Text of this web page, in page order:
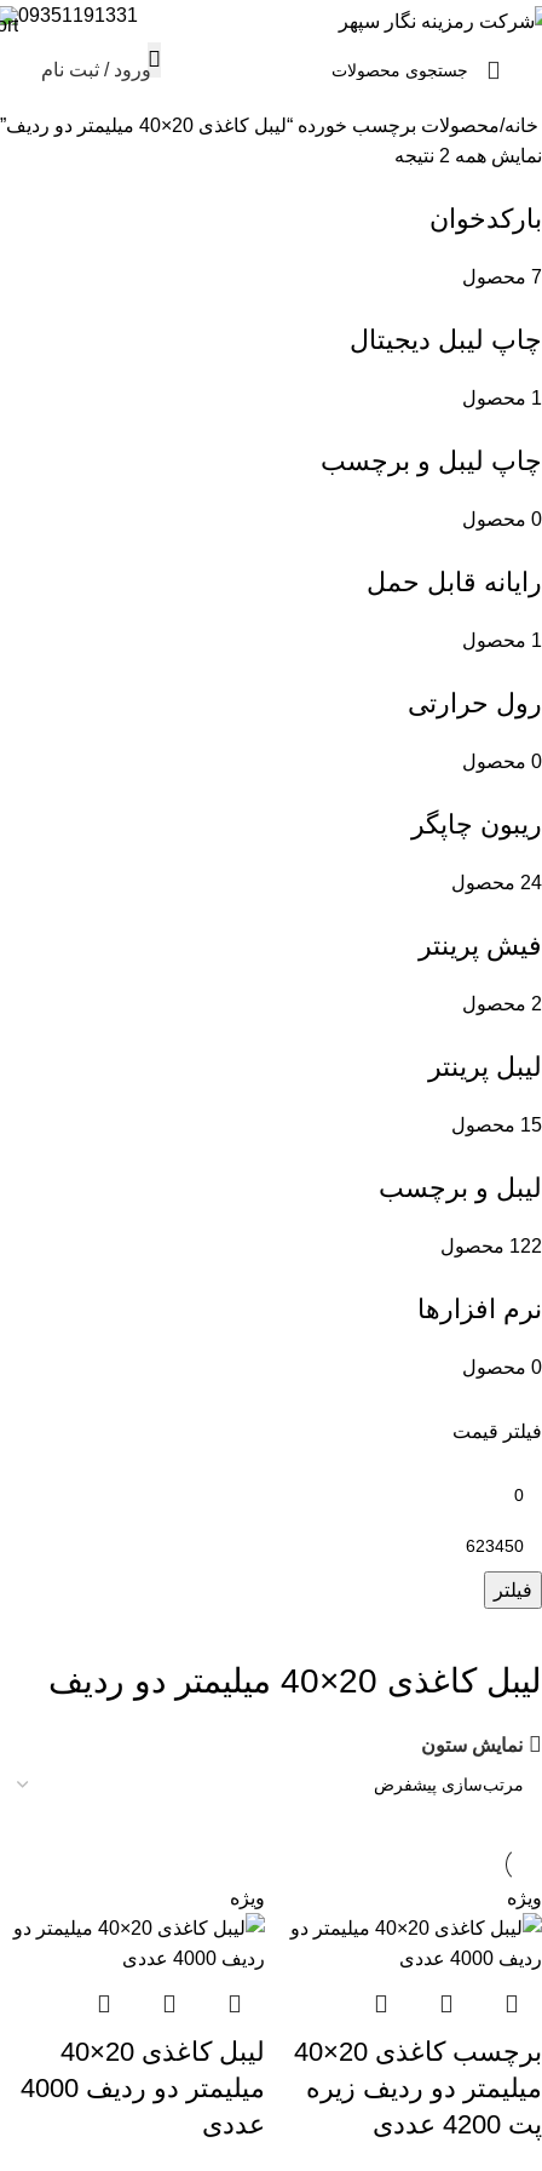
09351191331
ورود / ثبت نام
خانه محصولات برچسب خورده “لیبل کاغذی 20×40 میلیمتر دو ردیف”
نمایش همه 2 نتیجه
بارکدخوان
7 محصول
چاپ لیبل دیجیتال
1 محصول
چاپ لیبل و برچسب
0 محصول
رایانه قابل حمل
1 محصول
رول حرارتی
0 محصول
ریبون چاپگر
24 محصول
فیش پرینتر
2 محصول
لیبل پرینتر
15 محصول
لیبل و برچسب
122 محصول
نرم افزارها
0 محصول
فیلتر قیمت
فیلتر
لیبل کاغذی 20×40 میلیمتر دو ردیف
نمایش ستون
ویژه
برچسب کاغذی 20×40
میلیمتر دو ردیف زیره
پت 4200 عددی
ویژه
لیبل کاغذی 20×40
میلیمتر دو ردیف 4000
عددی